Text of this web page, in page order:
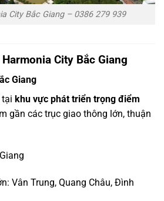
City Bắc Giang – 0386 279 939
City Bắc Giang
Giang
tại khu vực phát triển trọng điểm
gần các trục giao thông lớn, thuận
Vân Trung, Quang Châu, Đình